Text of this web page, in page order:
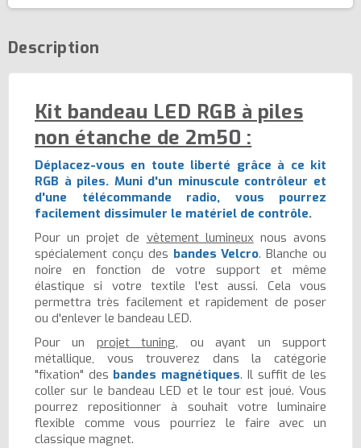
Description
Kit bandeau LED RGB à piles
non étanche de 2m50 :
Déplacez-vous en toute liberté grâce à ce kit
RGB à piles. Muni d'un minuscule contrôleur et
d'une télécommande radio, vous pourrez
facilement dissimuler le matériel de contrôle.
Pour un projet de vêtement lumineux nous avons
spécialement conçu des bandes Velcro. Blanche ou
noire en fonction de votre support et même
élastique si votre textile l'est aussi. Cela vous
permettra très facilement et rapidement de poser
ou d'enlever le bandeau LED.
Pour un projet tuning, ou ayant un support
métallique, vous trouverez dans la catégorie
"fixation" des bandes magnétiques. Il suffit de les
coller sur le bandeau LED et le tour est joué. Vous
pourrez repositionner à souhait votre luminaire
flexible comme vous pourriez le faire avec un
classique magnet.